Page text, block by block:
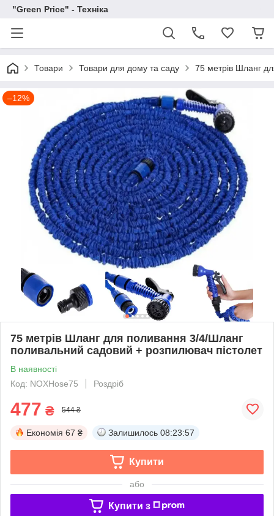
"Green Price" - Техніка
Товари Товари для дому та саду 75 метрів Шланг
–12%
75 метрів Шланг для поливання 3/4/Шланг
поливальний садовий + розпилювач пістолет
В наявності
Код: NOXHose75
Роздріб
477 ₴ 544 ₴
Економія 67 ₴ Залишилось 08:23:56
Купити
або
Купити з